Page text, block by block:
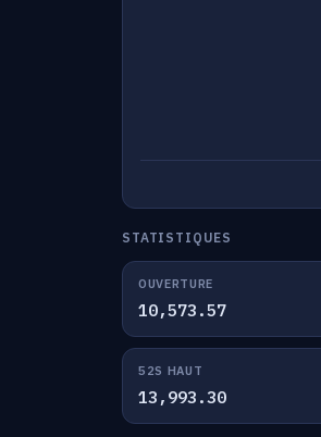
STATISTIQUES
OUVERTURE
10,573.57
52S HAUT
13,993.30